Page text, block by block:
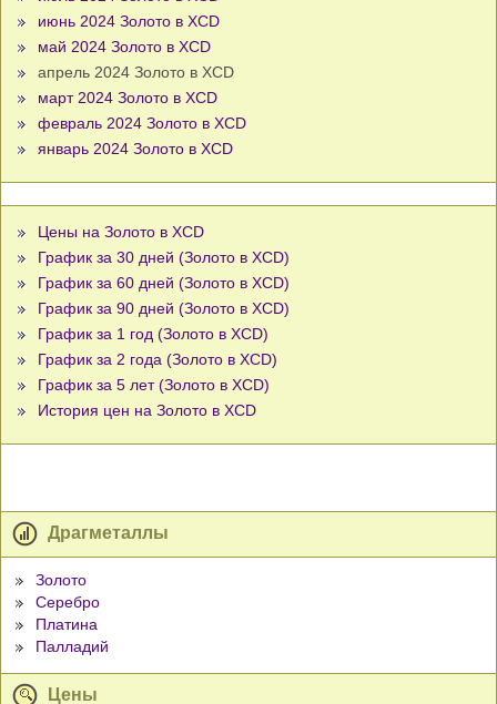
июнь 2024 Золото в XCD
май 2024 Золото в XCD
апрель 2024 Золото в XCD
март 2024 Золото в XCD
февраль 2024 Золото в XCD
январь 2024 Золото в XCD
Цены на Золото в XCD
График за 30 дней (Золото в XCD)
График за 60 дней (Золото в XCD)
График за 90 дней (Золото в XCD)
График за 1 год (Золото в XCD)
График за 2 года (Золото в XCD)
График за 5 лет (Золото в XCD)
История цен на Золото в XCD
Драгметаллы
Золото
Серебро
Платина
Палладий
Цены